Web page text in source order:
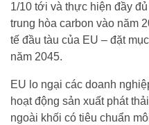
1/10 tới và thực hiện đầy
trung hòa carbon vào năm
tế đầu tàu của EU – đặt
năm 2045.
EU lo ngại các doanh
hoạt động sản xuất phát
ngoài khối có tiêu chuẩn